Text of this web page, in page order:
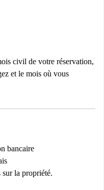
civil de votre réservation,
et le mois où vous
bancaire
la propriété.